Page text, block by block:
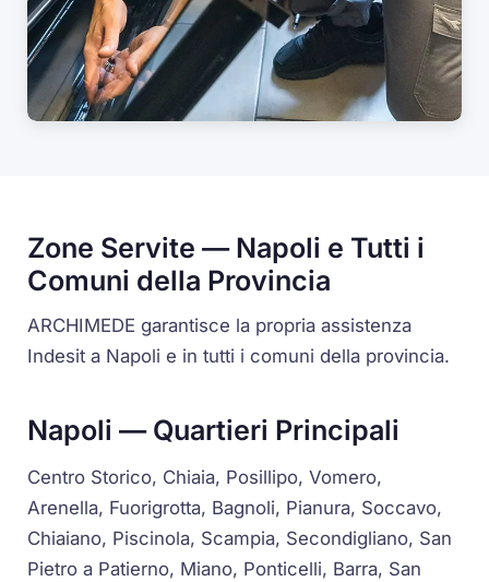
Zone Servite — Napoli e Tutti i
Comuni della Provincia
ARCHIMEDE garantisce la propria assistenza
Indesit a Napoli e in tutti i comuni della provincia.
Napoli — Quartieri Principali
Centro Storico, Chiaia, Posillipo, Vomero,
Arenella, Fuorigrotta, Bagnoli, Pianura, Soccavo,
Chiaiano, Piscinola, Scampia, Secondigliano, San
Pietro a Patierno, Miano, Ponticelli, Barra, San